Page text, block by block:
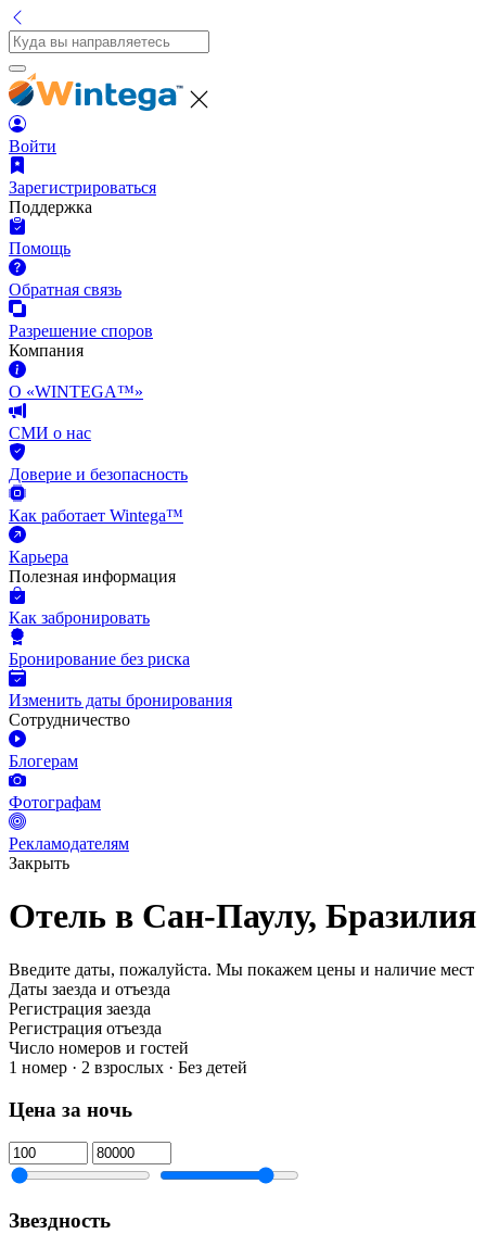
Войти
Зарегистрироваться
Поддержка
Помощь
Обратная связь
Разрешение споров
Компания
О «WINTEGA™»
СМИ о нас
Доверие и безопасность
Как работает Wintega™
Карьера
Полезная информация
Как забронировать
Бронирование без риска
Изменить даты бронирования
Сотрудничество
Блогерам
Фотографам
Рекламодателям
Закрыть
Отель в Сан-Паулу, Бразилия
Введите даты, пожалуйста. Мы покажем цены и наличие мест
Даты заезда и отъезда
Регистрация заезда
Регистрация отъезда
Число номеров и гостей
1 номер · 2 взрослых · Без детей
Цена за ночь
Звездность